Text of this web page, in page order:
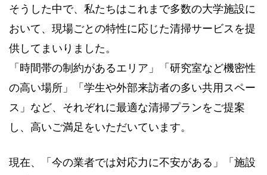
そうした中で、私たちはこれまで多数の大学施設に
おいて、現場ごとの特性に応じた清掃サービスを提
供してまいりました。
「時間帯の制約があるエリア」「研究室など機密性
の高い場所」「学生や外部来訪者の多い共用スペー
ス」など、それぞれに最適な清掃プランをご提案
し、高いご満足をいただいています。
現在、「今の業者では対応力に不安がある」「施設